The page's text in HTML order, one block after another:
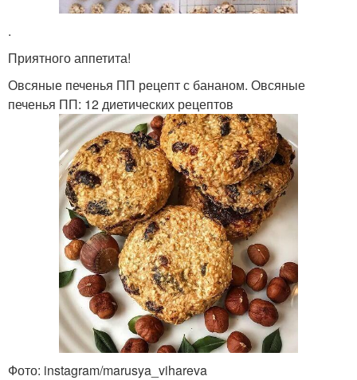
.
Приятного аппетита!
Овсяные печенья ПП рецепт с бананом. Овсяные
печенья ПП: 12 диетических рецептов
Фото: instagram/marusya_vihareva